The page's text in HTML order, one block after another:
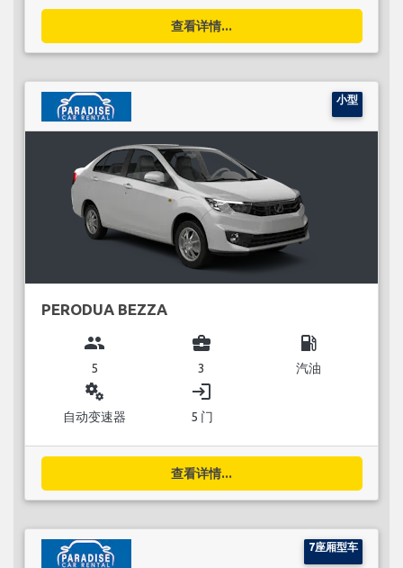
查看详情...
小型
PERODUA BEZZA
group
5
business_center
3
local_gas_station
汽油
miscellaneous_services
自动变速器
login
5 门
查看详情...
7座厢型车